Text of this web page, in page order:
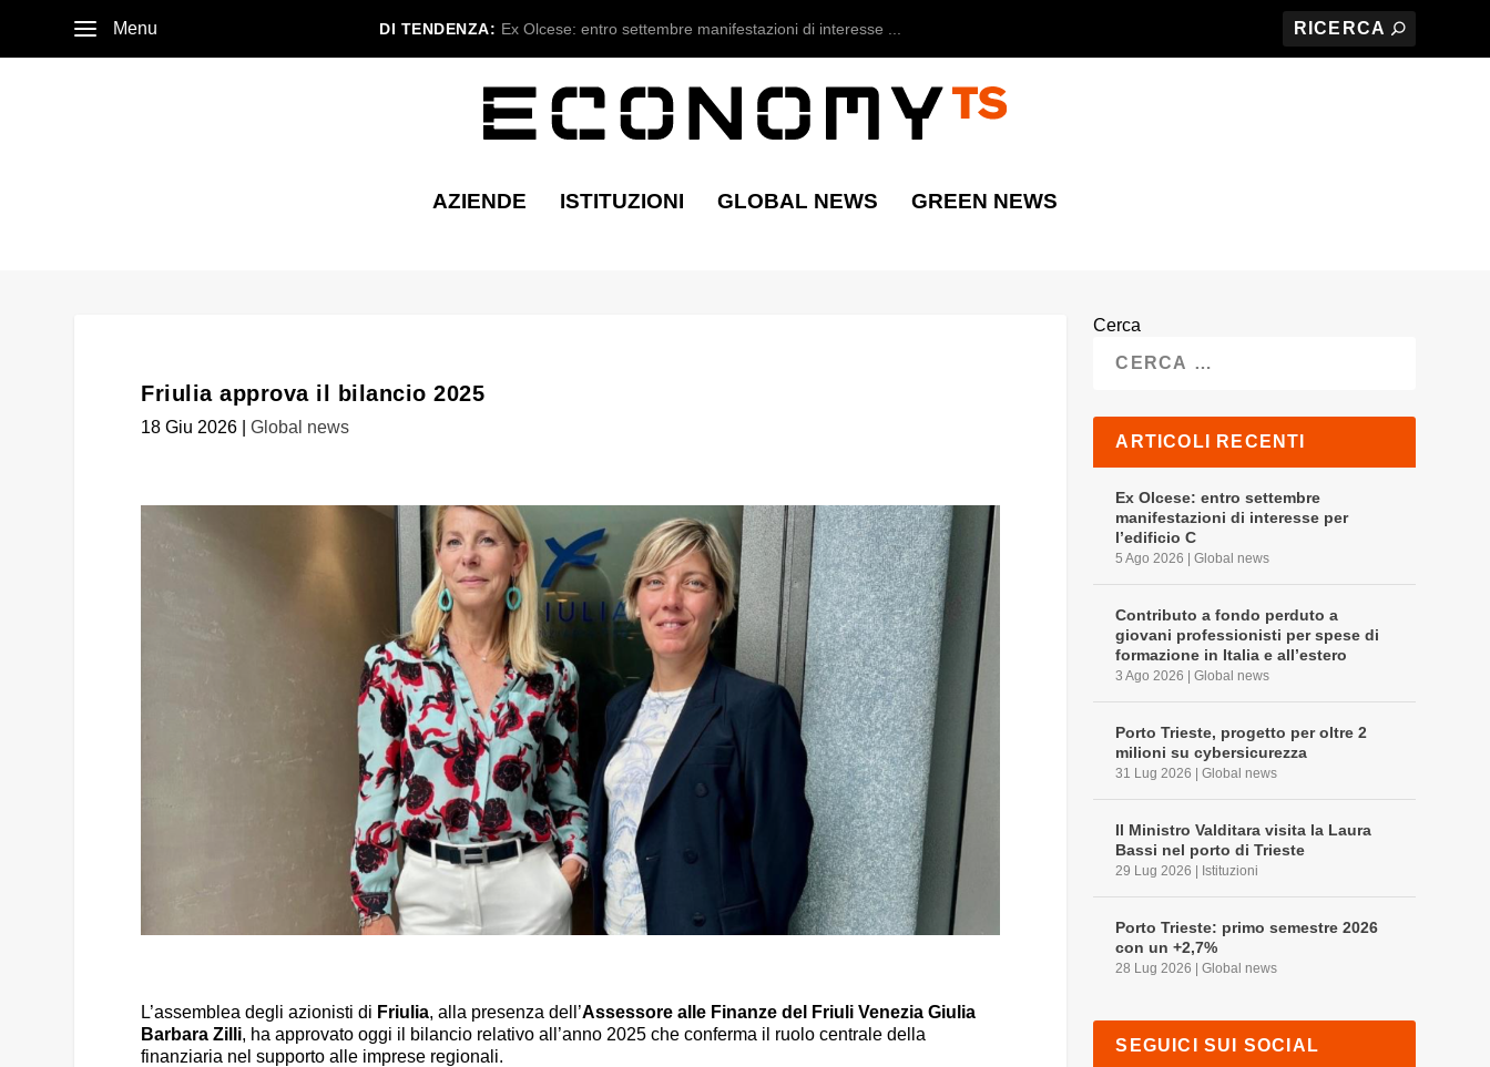
Menu DI TENDENZA: Ex Olcese: entro settembre manifestazioni di interesse ...
AZIENDE ISTITUZIONI GLOBAL NEWS GREEN NEWS
Friulia approva il bilancio 2025
18 Giu 2026 |Global news
L’assemblea degli azionisti di Friulia, alla presenza dell’Assessore alle Finanze del Friuli Venezia Giulia
Barbara Zilli, ha approvato oggi il bilancio relativo all’anno 2025 che conferma il ruolo centrale della
finanziaria nel supporto alle imprese regionali.
Cerca
ARTICOLI RECENTI
Ex Olcese: entro settembre
manifestazioni di interesse per
l’edificio C
5 Ago 2026 |Global news
Contributo a fondo perduto a
giovani professionisti per spese di
formazione in Italia e all’estero
3 Ago 2026 |Global news
Porto Trieste, progetto per oltre 2
milioni su cybersicurezza
31 Lug 2026 |Global news
Il Ministro Valditara visita la Laura
Bassi nel porto di Trieste
29 Lug 2026 Istituzioni
Porto Trieste: primo semestre 2026
con un +2,7%
28 Lug 2026 |Global news
SEGUICI SUI SOCIAL